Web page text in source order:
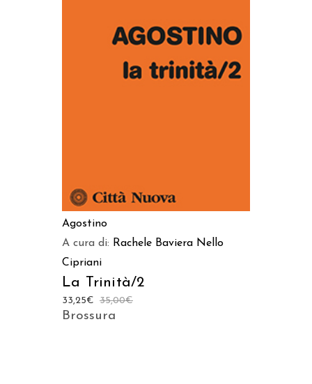
AGGIUNGI AL CARRELLO
Agostino
A cura di: Rachele Baviera Nello
Cipriani
La Trinità/2
35,00€
33,25€
Brossura